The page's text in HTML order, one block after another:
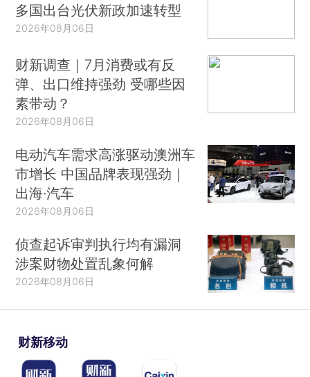
多国出台光伏新政加速转型
2026年08月06日
财新调查｜7月消费或有反
弹、出口维持强劲 受哪些因
素带动？
2026年08月06日
电动汽车需求高涨驱动澳洲车
市增长 中国品牌表现强劲｜
出海·汽车
2026年08月06日
侦查起诉审判执行均有漏洞
涉案财物处置乱象何解
2026年08月06日
财新移动